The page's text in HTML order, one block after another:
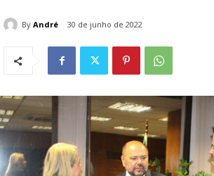
By André 30 de junho de 2022